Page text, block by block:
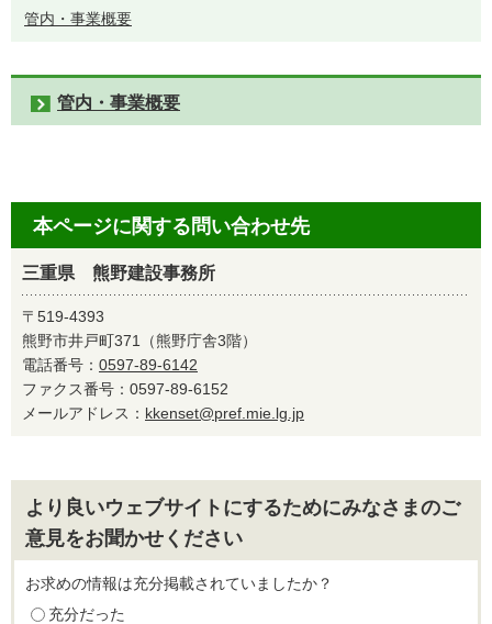
管内・事業概要
管内・事業概要
本ページに関する問い合わせ先
三重県 熊野建設事務所
〒519-4393
熊野市井戸町371（熊野庁舎3階）
電話番号： 0597-89-6142
ファクス番号：0597-89-6152
メールアドレス： kkenset@pref.mie.lg.jp
より良いウェブサイトにするためにみなさまのご
意見をお聞かせください
お求めの情報は充分掲載されていましたか？
充分だった